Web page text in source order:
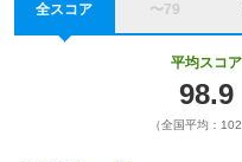
全スコア 〜79
平均スコア
98.9
（全国平均：